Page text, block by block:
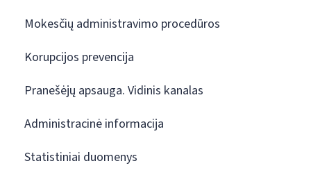
Mokesčių administravimo procedūros
Korupcijos prevencija
Pranešėjų apsauga. Vidinis kanalas
Administracinė informacija
Statistiniai duomenys